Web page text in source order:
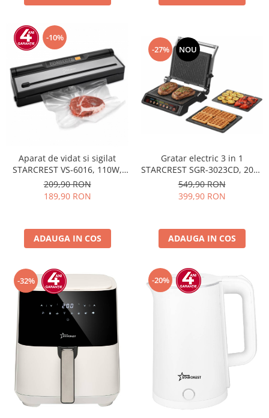
-10%
Aparat de vidat si sigilat
STARCREST VS-6016, 110W,
Touch Control, 5 Functii,
Furtun de vidare caserole,
209,90 RON
189,90 RON
ADAUGA IN COS
-27% NOU
Gratar electric 3 in 1
STARCREST SGR-3023CD, 2000
W, 3 tipuri de placi detasabile
cu invelis ceramic, Control
30 x 23 cm, Spatula curatare
549,90 RON
399,90 RON
ADAUGA IN COS
-32% -20%